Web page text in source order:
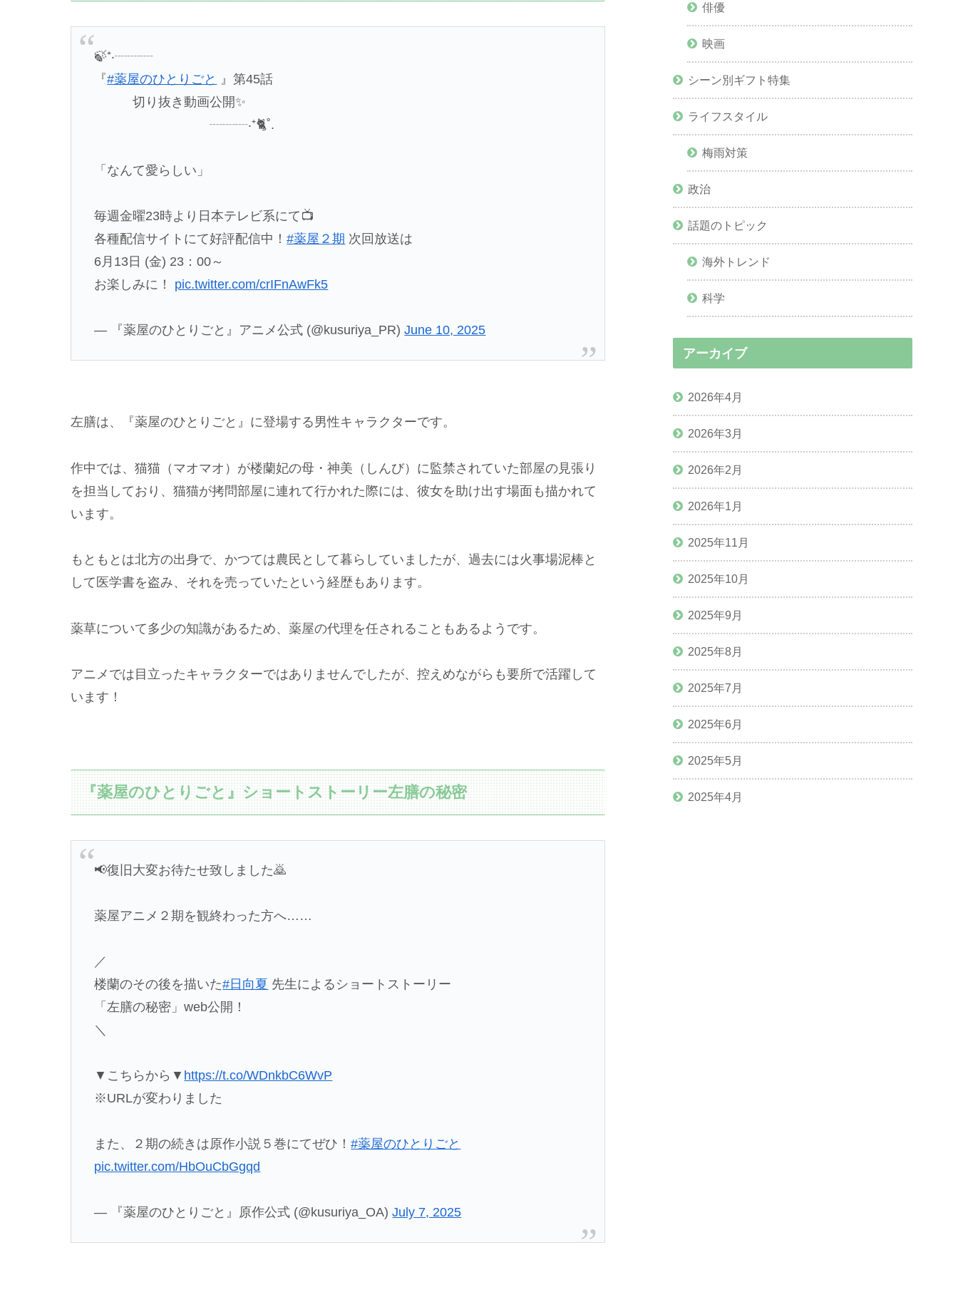
🍃⁺‧┈┈┈
『#薬屋のひとりごと 』第45話
切り抜き動画公開✨
┈┈┈‧⁺🐈˚.
「なんて愛らしい」
毎週金曜23時より日本テレビ系にて📺
各種配信サイトにて好評配信中！#薬屋２期 次回放送は
6月13日 (金) 23：00～
お楽しみに！ pic.twitter.com/crIFnAwFk5
— 『薬屋のひとりごと』アニメ公式 (@kusuriya_PR)June 10, 2025
左膳は、『薬屋のひとりごと』に登場する男性キャラクターです。
作中では、猫猫（マオマオ）が楼蘭妃の母・神美（しんび）に監禁されていた部屋の見張り
を担当しており、猫猫が拷問部屋に連れて行かれた際には、彼女を助け出す場面も描かれて
います。
もともとは北方の出身で、かつては農民として暮らしていましたが、過去には火事場泥棒と
して医学書を盗み、それを売っていたという経歴もあります。
薬草について多少の知識があるため、薬屋の代理を任されることもあるようです。
アニメでは目立ったキャラクターではありませんでしたが、控えめながらも要所で活躍して
います！
『薬屋のひとりごと』ショートストーリー左膳の秘密
📢復旧大変お待たせ致しました🙇
薬屋アニメ２期を観終わった方へ……
／
楼蘭のその後を描いた#日向夏 先生によるショートストーリー
「左膳の秘密」web公開！
＼
▼こちらから▼ https://t.co/WDnkbC6WvP
※URLが変わりました
また、２期の続きは原作小説５巻にてぜひ！#薬屋のひとりごと
pic.twitter.com/HbOuCbGgqd
— 『薬屋のひとりごと』原作公式 (@kusuriya_OA)July 7, 2025
俳優
映画
シーン別ギフト特集
ライフスタイル
梅雨対策
政治
話題のトピック
海外トレンド
科学
アーカイブ
2026年4月
2026年3月
2026年2月
2026年1月
2025年11月
2025年10月
2025年9月
2025年8月
2025年7月
2025年6月
2025年5月
2025年4月